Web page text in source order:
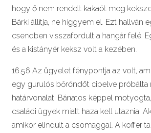
hogy ő nem rendelt kakaót meg
Bárki állítja, ne higgyem el. Ezt hallván
csendben visszafordult a hangár felé.
és a kistányér keksz volt a kezében.
16.56 Az ügyelet fénypontja az volt,
egy gurulós bőröndöt cipelve próbálta
határvonalat. Bánatos képpel
családi ügyek miatt haza kell utaznia.
amikor elindult a csomaggal. A koffer